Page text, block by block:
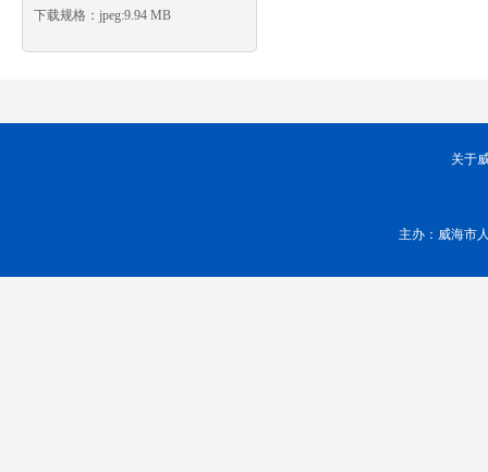
下载规格：jpeg:9.94 MB
关于
主办：威海市